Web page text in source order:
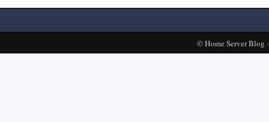
©Home Server Blog